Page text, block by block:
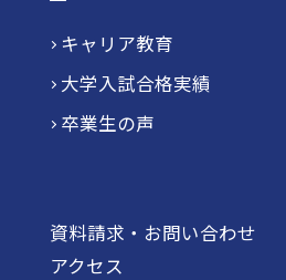
キャリア教育
大学入試合格実績
卒業生の声
資料請求・お問い合わせ
アクセス